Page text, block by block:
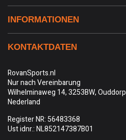
INFORMATIONEN
KONTAKTDATEN
RovanSports.nl
Nur nach Vereinbarung
Wilhelminaweg 14, 3253BW, Ouddorp
Nederland
Register NR: 56483368
Ust idnr.: NL852147387B01